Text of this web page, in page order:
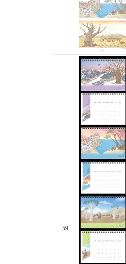
59